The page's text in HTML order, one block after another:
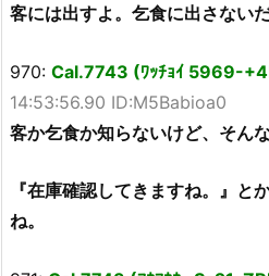
客には出すよ。乞食に出さないだ
970: Cal.7743 (ﾜｯﾁｮｲ 5969-
14:53:56.90 ID:M5Babioa0
客か乞食か知らないけど、そんな
『在庫確認してきますね。』と
ね。